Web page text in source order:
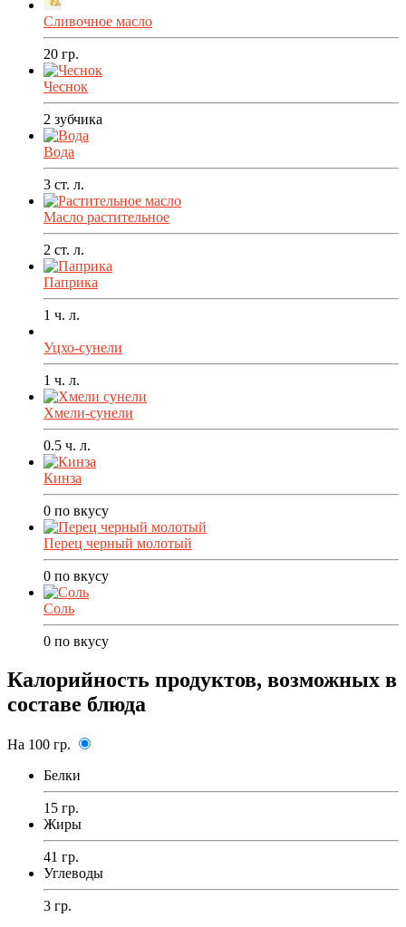
Сливочное масло
20 гр.
Чеснок
2 зубчика
Вода
3 ст. л.
Масло растительное
2 ст. л.
Паприка
1 ч. л.
Уцхо-сунели
1 ч. л.
Хмели-сунели
0.5 ч. л.
Кинза
0 по вкусу
Перец черный молотый
0 по вкусу
Соль
0 по вкусу
Калорийность продуктов, возможных в
составе блюда
На 100 гр.
Белки
15 гр.
Жиры
41 гр.
Углеводы
3 гр.